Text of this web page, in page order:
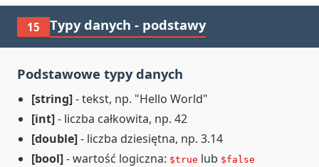
15 Typy danych - podstawy
Podstawowe typy danych
[string]- tekst, np. "Hello World"
[int]- liczba całkowita, np. 42
[double]- liczba dziesiętna, np. 3.14
[bool]- wartość logiczna: $true lub $false